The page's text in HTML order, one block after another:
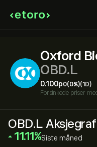
Oxford
OBD.L
0.100‎p‎0(0%)(1D)
Forsinkede priser
OBD.L Aksjegraf
‎11.11‎ Siste måned